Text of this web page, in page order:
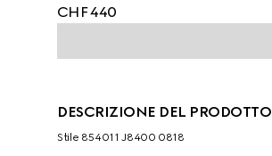
CHF 440
DESCRIZIONE DEL PRODOTTO
Stile ‎854011 J8400 0818